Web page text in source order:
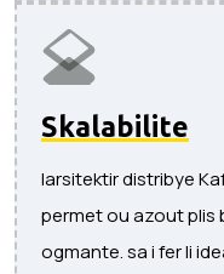
Skalabilite
larsitektir distribye
permet ou azout plis
ogmante. sa i fer li